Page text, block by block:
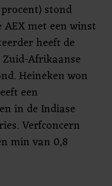
stond
met een winst
heeft de
Afrikaanse
Heineken won
een
in de Indiase
Verfconcern
min van 0,8